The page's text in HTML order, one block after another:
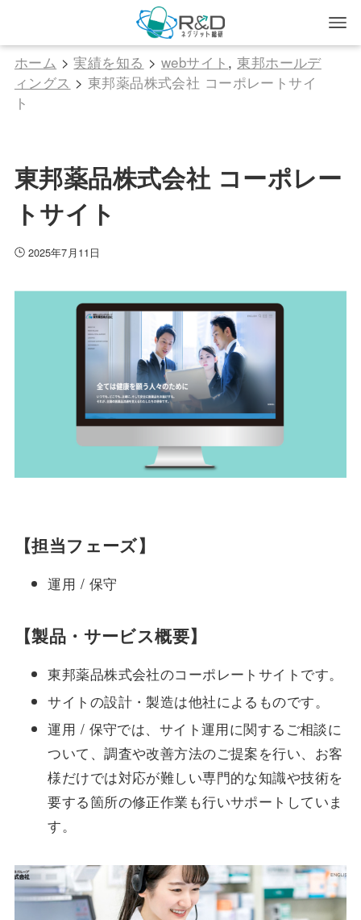
ホーム >実績を知る > webサイト ,東邦ホールデ
ィングス > 東邦薬品株式会社 コーポレートサイ
ト
東邦薬品株式会社 コーポレー
トサイト
2025年7月11日
【担当フェーズ】
運用 / 保守
【製品・サービス概要】
東邦薬品株式会社のコーポレートサイトです。
サイトの設計・製造は他社によるものです。
運用 / 保守では、サイト運用に関するご相談に
ついて、調査や改善方法のご提案を行い、お客
様だけでは対応が難しい専門的な知識や技術を
要する箇所の修正作業も行いサポートしていま
す。